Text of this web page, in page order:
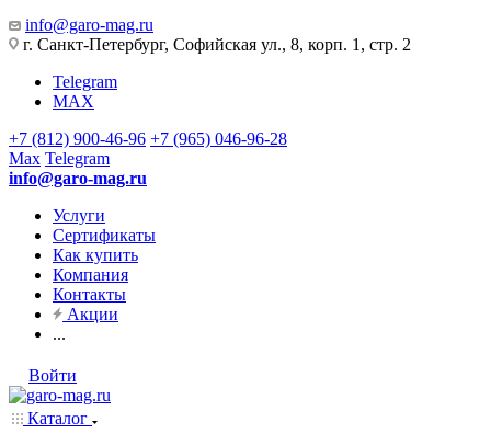
info@garo-mag.ru
г. Санкт-Петербург, Софийская ул., 8, корп. 1, стр. 2
Telegram
MAX
+7 (812) 900-46-96 +7 (965) 046-96-28
Max Telegram
info@garo-mag.ru
Услуги
Сертификаты
Как купить
Компания
Контакты
Акции
...
Войти
Каталог